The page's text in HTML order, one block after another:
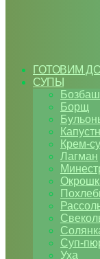
ГОТОВИМ
СУПЫ
Бозбаш
Борщ
Крем-
Лагман
Суп-
Уха